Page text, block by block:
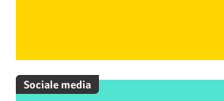
Sociale media